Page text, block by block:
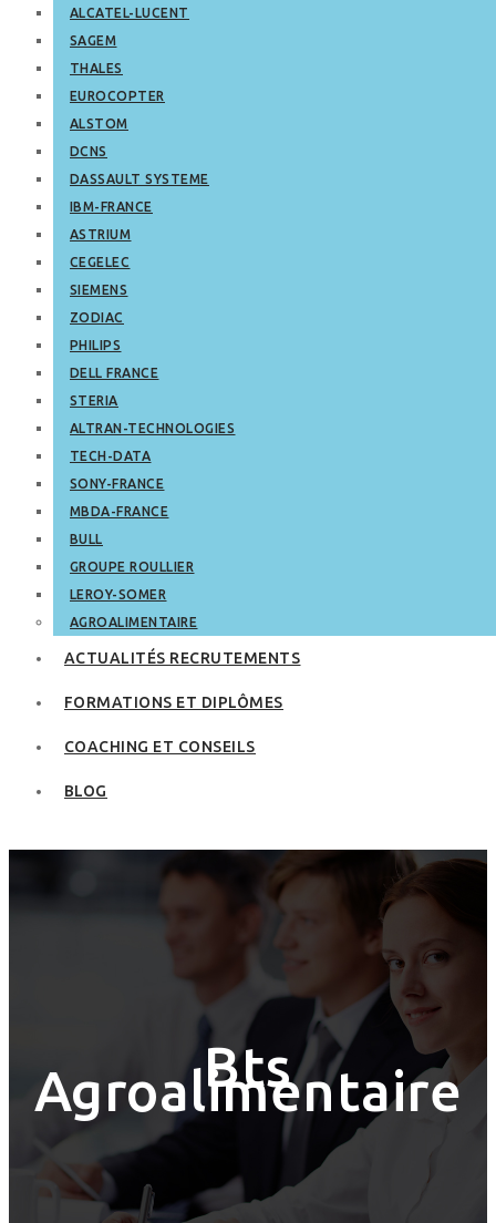
ALCATEL-LUCENT
SAGEM
THALES
EUROCOPTER
ALSTOM
DCNS
DASSAULT SYSTEME
IBM-FRANCE
ASTRIUM
CEGELEC
SIEMENS
ZODIAC
PHILIPS
DELL FRANCE
STERIA
ALTRAN-TECHNOLOGIES
TECH-DATA
SONY-FRANCE
MBDA-FRANCE
BULL
GROUPE ROULLIER
LEROY-SOMER
AGROALIMENTAIRE
ACTUALITÉS RECRUTEMENTS
FORMATIONS ET DIPLÔMES
COACHING ET CONSEILS
BLOG
Bts
Agroalimentaire